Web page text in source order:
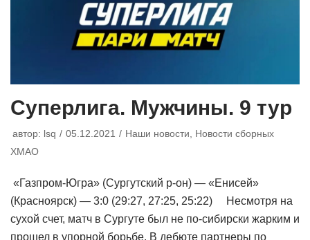
Суперлига. Мужчины. 9 тур
автор: lsq 05.12.2021 Наши новости, Новости сборных
ХМАО
«Газпром-Югра» (Сургутский р-он) — «Енисей»
(Красноярск) — 3:0 (29:27, 27:25, 25:22) Несмотря на
сухой счет, матч в Сургуте был не по-сибирски жарким и
прошел в упорной борьбе. В дебюте партнеры по